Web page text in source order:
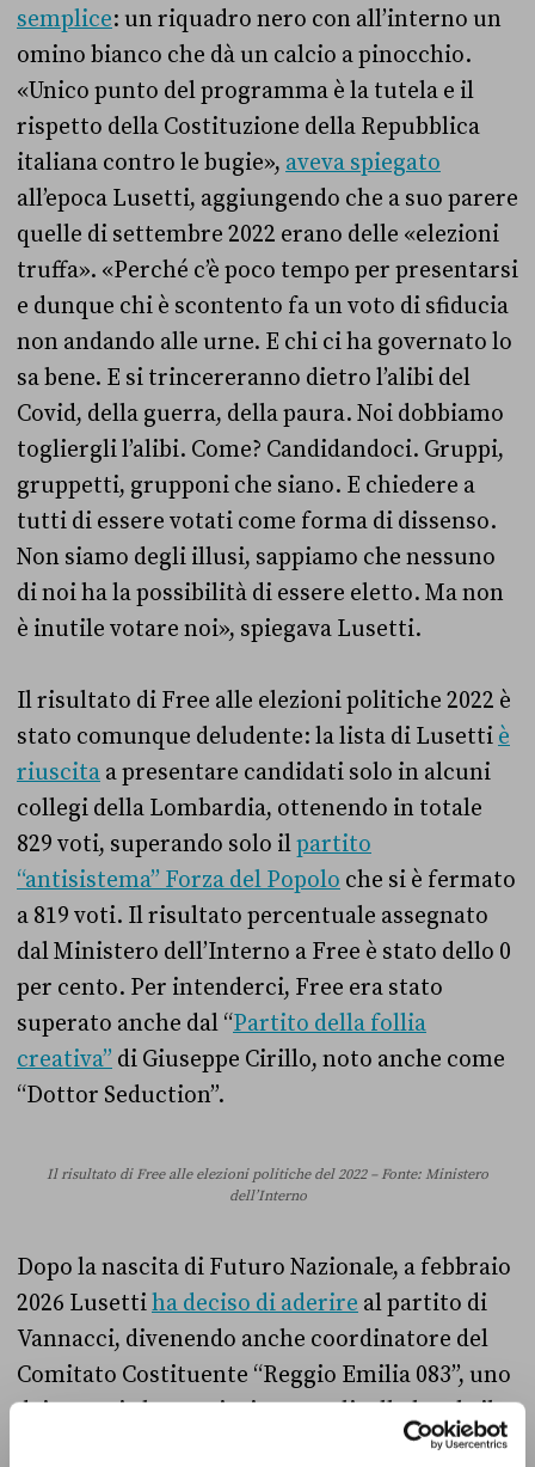
semplice: un riquadro nero con all’interno un
omino bianco che dà un calcio a pinocchio.
«Unico punto del programma è la tutela e il
rispetto della Costituzione della Repubblica
italiana contro le bugie», aveva spiegato
all’epoca Lusetti, aggiungendo che a suo parere
quelle di settembre 2022 erano delle «elezioni
truffa». «Perché c’è poco tempo per presentarsi
e dunque chi è scontento fa un voto di sfiducia
non andando alle urne. E chi ci ha governato lo
sa bene. E si trincereranno dietro l’alibi del
Covid, della guerra, della paura. Noi dobbiamo
togliergli l’alibi. Come? Candidandoci. Gruppi,
gruppetti, grupponi che siano. E chiedere a
tutti di essere votati come forma di dissenso.
Non siamo degli illusi, sappiamo che nessuno
di noi ha la possibilità di essere eletto. Ma non
è inutile votare noi», spiegava Lusetti.
Il risultato di Free alle elezioni politiche 2022 è
stato comunque deludente: la lista di Lusetti è
riuscita a presentare candidati solo in alcuni
collegi della Lombardia, ottenendo in totale
829 voti, superando solo ilpartito
“antisistema” Forza del Popolo che si è fermato
a 819 voti. Il risultato percentuale assegnato
dal Ministero dell’Interno a Free è stato dello 0
per cento. Per intenderci, Free era stato
superato anche dal “Partito della follia
creativa” di Giuseppe Cirillo, noto anche come
“Dottor Seduction”.
Il risultato di Free alle elezioni politiche del 2022 – Fonte: Ministero
dell’Interno
Dopo la nascita di Futuro Nazionale, a febbraio
2026 Lusettiha deciso di aderire al partito di
Vannacci, divenendo anche coordinatore del
Comitato Costituente “Reggio Emilia 083”, uno
dei gruppi che costituiscono a livello locale il
partito dell’ex generale. Da qui lo stratagemma